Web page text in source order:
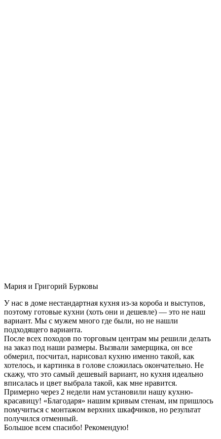
Мария и Григорий Бурковы
У нас в доме нестандартная кухня из-за короба и выступов,
поэтому готовые кухни (хоть они и дешевле) — это не наш
вариант. Мы с мужем много где были, но не нашли
подходящего варианта.
После всех походов по торговым центрам мы решили делать
на заказ под наши размеры. Вызвали замерщика, он все
обмерил, посчитал, нарисовал кухню именно такой, как
хотелось, и картинка в голове сложилась окончательно. Не
скажу, что это самый дешевый вариант, но кухня идеально
вписалась и цвет выбрала такой, как мне нравится.
Примерно через 2 недели нам установили нашу кухню-
красавицу! «Благодаря» нашим кривым стенам, им пришлось
помучиться с монтажом верхних шкафчиков, но результат
получился отменный.
Большое всем спасибо! Рекомендую!